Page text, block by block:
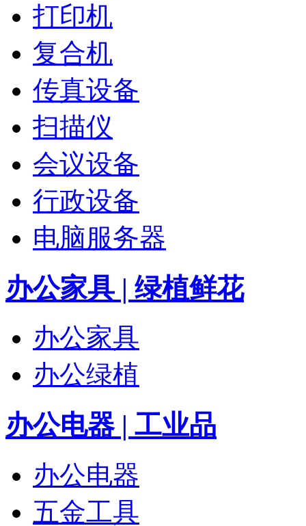
打印机
复合机
传真设备
扫描仪
会议设备
行政设备
电脑服务器
办公家具 | 绿植鲜花
办公家具
办公绿植
办公电器 | 工业品
办公电器
五金工具